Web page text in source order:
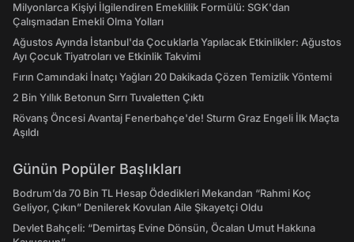
Milyonlarca Kişiyi İlgilendiren Emeklilik Formülü: SGK'dan
Çalışmadan Emekli Olma Yolları
Ağustos Ayında İstanbul'da Çocuklarla Yapılacak Etkinlikler: Ağustos
Ayı Çocuk Tiyatroları ve Etkinlik Takvimi
Fırın Camındaki İnatçı Yağları 20 Dakikada Çözen Temizlik Yöntemi
2 Bin Yıllık Betonun Sırrı Tuvaletten Çıktı
Rövanş Öncesi Avantaj Fenerbahçe'de! Sturm Graz Engeli İlk Maçta
Aşıldı
Günün Popüler Başlıkları
Bodrum’da 70 Bin TL Hesap Ödedikleri Mekandan “Rahmi Koç
Geliyor, Çıkın” Denilerek Kovulan Aile Şikayetçi Oldu
Devlet Bahçeli: “Demirtaş Evine Dönsün, Öcalan Umut Hakkına